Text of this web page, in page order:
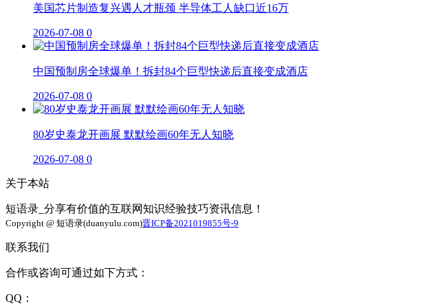
美国芯片制造复兴遇人才瓶颈 半导体工人缺口近16万
2026-07-08 0
中国预制房全球爆单！拆封84个巨型快递后直接变成酒店
2026-07-08 0
80岁史泰龙开画展 默默绘画60年无人知晓
2026-07-08 0
关于本站
短语录_分享有价值的互联网知识经验技巧资讯信息！
Copyright @ 短语录(duanyulu.com)晋ICP备2021019855号-9
联系我们
合作或咨询可通过如下方式：
QQ：